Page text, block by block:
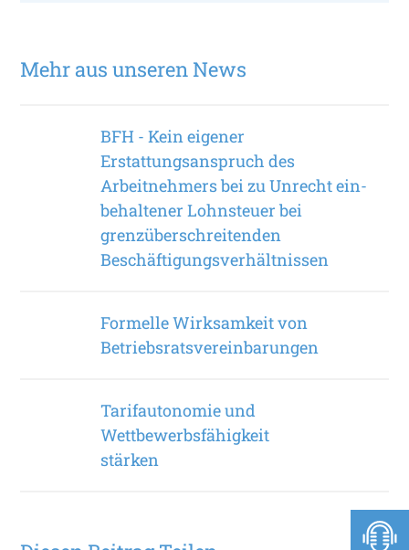
Mehr aus unseren News
BFH - Kein eigener
Erstattungsanspruch des
Arbeitnehmers bei zu Unrecht ein­
behaltener Lohnsteuer bei
grenzüberschreitenden
Beschäftigungsverhältnissen
Formelle Wirksamkeit von
Betriebsratsvereinbarungen
Tarifautonomie und
Wettbewerbsfähigkeit
stärken